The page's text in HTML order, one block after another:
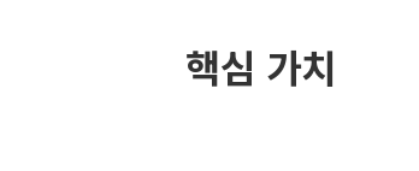
핵심 가치